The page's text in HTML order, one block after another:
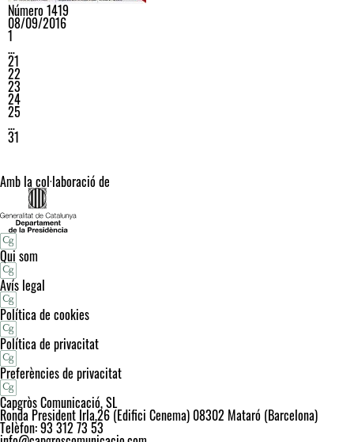
Número 1419
08/09/2016
1
…
21
22
23
24
25
…
31
Amb la col·laboració de
Qui som
Avís legal
Política de cookies
Política de privacitat
Preferències de privacitat
Capgròs Comunicació, SL
Ronda President Irla,26 (Edifici Cenema) 08302 Mataró (Barcelona)
Telèfon: 93 312 73 53